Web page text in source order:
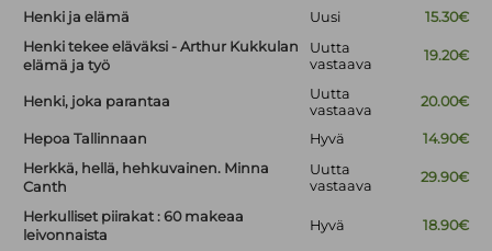
Henki ja elämä Uusi
15.30€
Henki tekee eläväksi - Arthur Kukkulan
elämä ja työ
Uutta
vastaava
19.20€
Henki, joka parantaa
Uutta
vastaava
20.00€
Hepoa Tallinnaan Hyvä
14.90€
Herkkä, hellä, hehkuvainen. Minna
Canth
Uutta
vastaava
29.90€
Herkulliset piirakat : 60 makeaa
leivonnaista
Hyvä 18.90€